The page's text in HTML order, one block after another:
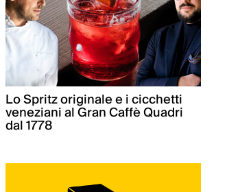
Lo Spritz originale e i cicchetti
veneziani al Gran Caffè Quadri
dal 1778